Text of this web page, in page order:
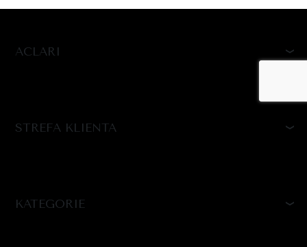
ACLARI
STREFA KLIENTA
KATEGORIE